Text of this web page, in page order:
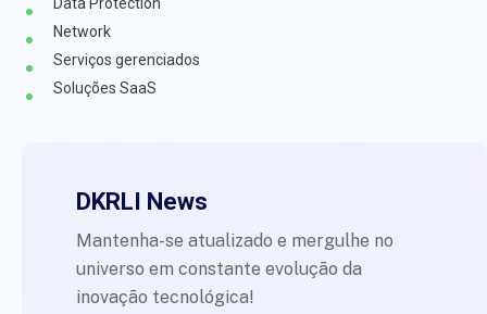
Network
Serviços gerenciados
Soluções SaaS
DKRLI News
Mantenha-se atualizado e mergulhe no
universo em constante evolução da
inovação tecnológica!